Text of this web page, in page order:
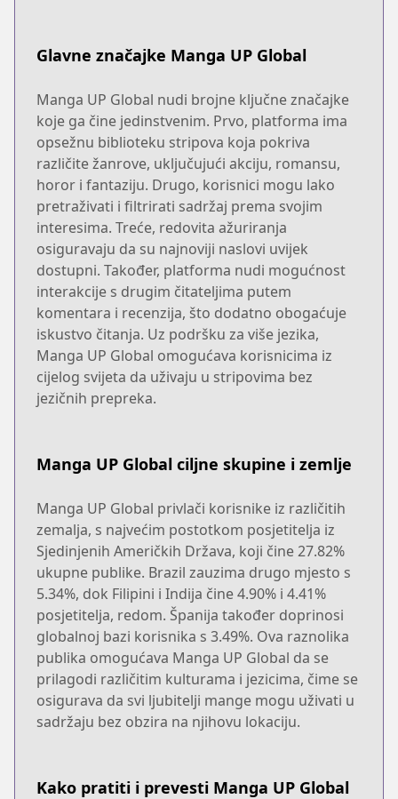
Glavne značajke Manga UP Global
Manga UP Global nudi brojne ključne značajke
koje ga čine jedinstvenim. Prvo, platforma ima
opsežnu biblioteku stripova koja pokriva
različite žanrove, uključujući akciju, romansu,
horor i fantaziju. Drugo, korisnici mogu lako
pretraživati i filtrirati sadržaj prema svojim
interesima. Treće, redovita ažuriranja
osiguravaju da su najnoviji naslovi uvijek
dostupni. Također, platforma nudi mogućnost
interakcije s drugim čitateljima putem
komentara i recenzija, što dodatno obogaćuje
iskustvo čitanja. Uz podršku za više jezika,
Manga UP Global omogućava korisnicima iz
cijelog svijeta da uživaju u stripovima bez
jezičnih prepreka.
Manga UP Global ciljne skupine i zemlje
Manga UP Global privlači korisnike iz različitih
zemalja, s najvećim postotkom posjetitelja iz
Sjedinjenih Američkih Država, koji čine 27.82%
ukupne publike. Brazil zauzima drugo mjesto s
5.34%, dok Filipini i Indija čine 4.90% i 4.41%
posjetitelja, redom. Španija također doprinosi
globalnoj bazi korisnika s 3.49%. Ova raznolika
publika omogućava Manga UP Global da se
prilagodi različitim kulturama i jezicima, čime se
osigurava da svi ljubitelji mange mogu uživati u
sadržaju bez obzira na njihovu lokaciju.
Kako pratiti i prevesti Manga UP Global